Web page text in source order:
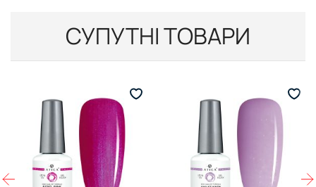
СУПУТНІ ТОВАРИ